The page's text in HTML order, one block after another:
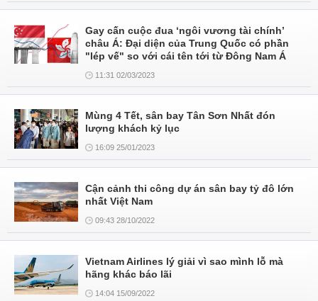
Gay cấn cuộc đua ‘ngôi vương tài chính’
châu Á: Đại diện của Trung Quốc có phần
"lép vế" so với cái tên tới từ Đông Nam Á
11:31 02/03/2023
Mùng 4 Tết, sân bay Tân Sơn Nhất đón
lượng khách kỷ lục
16:09 25/01/2023
Cận cảnh thi công dự án sân bay tỷ đô lớn
nhất Việt Nam
09:43 28/10/2022
Vietnam Airlines lý giải vì sao mình lỗ mà
hãng khác báo lãi
14:04 15/09/2022